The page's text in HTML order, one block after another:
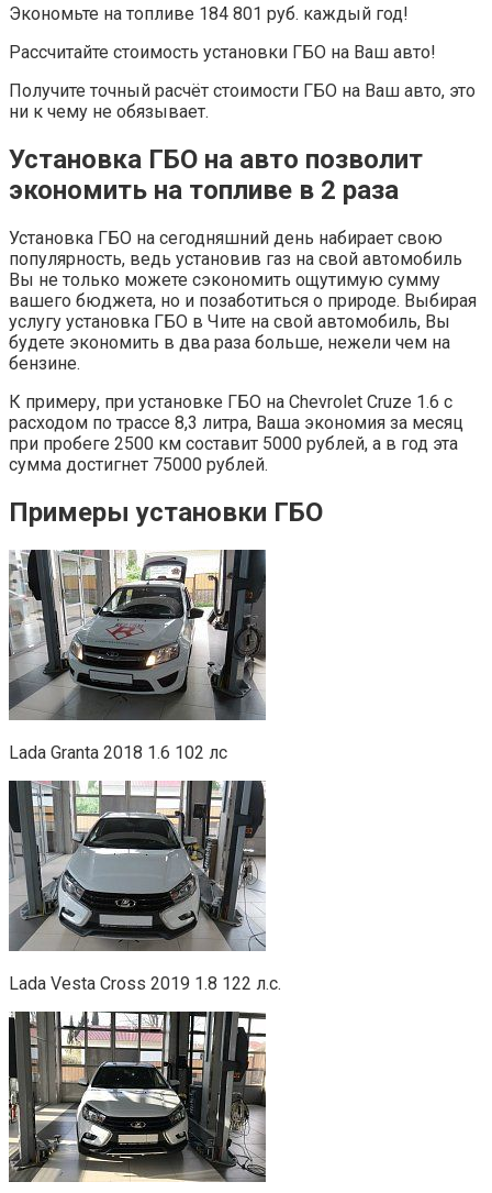
Экономьте на топливе 184 801 руб. каждый год!
Рассчитайте стоимость установки ГБО на Ваш авто!
Получите точный расчёт стоимости ГБО на Ваш авто, это
ни к чему не обязывает.
Установка ГБО на авто позволит
экономить на топливе в 2 раза
Установка ГБО на сегодняшний день набирает свою
популярность, ведь установив газ на свой автомобиль
Вы не только можете сэкономить ощутимую сумму
вашего бюджета, но и позаботиться о природе. Выбирая
услугу установка ГБО в Чите на свой автомобиль, Вы
будете экономить в два раза больше, нежели чем на
бензине.
К примеру, при установке ГБО на Chevrolet Cruze 1.6 с
расходом по трассе 8,3 литра, Ваша экономия за месяц
при пробеге 2500 км составит 5000 рублей, а в год эта
сумма достигнет 75000 рублей.
Примеры установки ГБО
Lada Granta 2018 1.6 102 лс
Lada Vesta Cross 2019 1.8 122 л.с.